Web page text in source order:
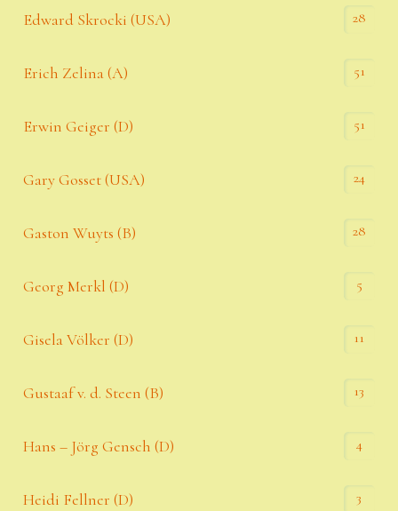
Edward Skrocki (USA) 28
Erich Zelina (A) 51
Erwin Geiger (D) 51
Gary Gosset (USA) 24
Gaston Wuyts (B) 28
Georg Merkl (D) 5
Gisela Völker (D) 11
Gustaaf v. d. Steen (B) 13
Hans – Jörg Gensch (D) 4
Heidi Fellner (D) 3